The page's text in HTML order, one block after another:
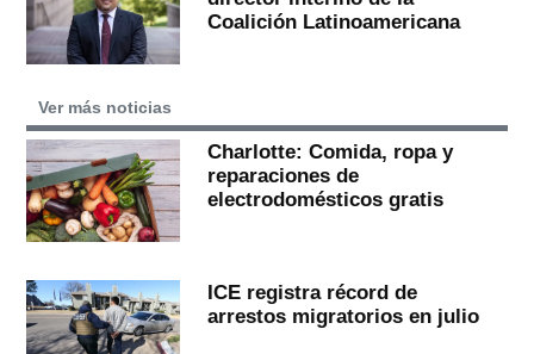
Coalición Latinoamericana
Ver más noticias
Charlotte: Comida, ropa y
reparaciones de
electrodomésticos gratis
ICE registra récord de
arrestos migratorios en julio